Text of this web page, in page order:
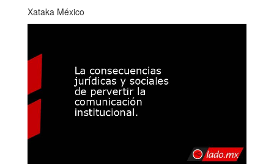
Xataka México